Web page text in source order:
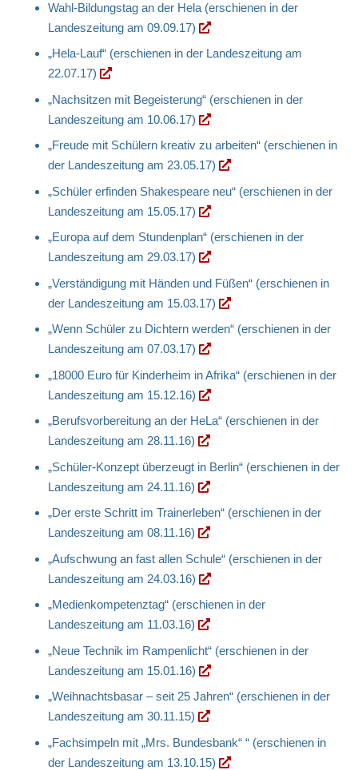
Wahl-Bildungstag an der Hela (erschienen in der
Landeszeitung am 09.09.17)
„Hela-Lauf“ (erschienen in der Landeszeitung am
22.07.17)
„Nachsitzen mit Begeisterung“ (erschienen in der
Landeszeitung am 10.06.17)
„Freude mit Schülern kreativ zu arbeiten“ (erschienen in
der Landeszeitung am 23.05.17)
„Schüler erfinden Shakespeare neu“ (erschienen in der
Landeszeitung am 15.05.17)
„Europa auf dem Stundenplan“ (erschienen in der
Landeszeitung am 29.03.17)
„Verständigung mit Händen und Füßen“ (erschienen in
der Landeszeitung am 15.03.17)
„Wenn Schüler zu Dichtern werden“ (erschienen in der
Landeszeitung am 07.03.17)
„18000 Euro für Kinderheim in Afrika“ (erschienen in der
Landeszeitung am 15.12.16)
„Berufsvorbereitung an der HeLa“ (erschienen in der
Landeszeitung am 28.11.16)
„Schüler-Konzept überzeugt in Berlin“ (erschienen in der
Landeszeitung am 24.11.16)
„Der erste Schritt im Trainerleben“ (erschienen in der
Landeszeitung am 08.11.16)
„Aufschwung an fast allen Schule“ (erschienen in der
Landeszeitung am 24.03.16)
„Medienkompetenztag“ (erschienen in der
Landeszeitung am 11.03.16)
„Neue Technik im Rampenlicht“ (erschienen in der
Landeszeitung am 15.01.16)
„Weihnachtsbasar – seit 25 Jahren“ (erschienen in der
Landeszeitung am 30.11.15)
„Fachsimpeln mit „Mrs. Bundesbank“ “ (erschienen in
der Landeszeitung am 13.10.15)